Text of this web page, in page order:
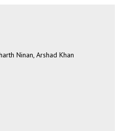
Ninan, Arshad Khan